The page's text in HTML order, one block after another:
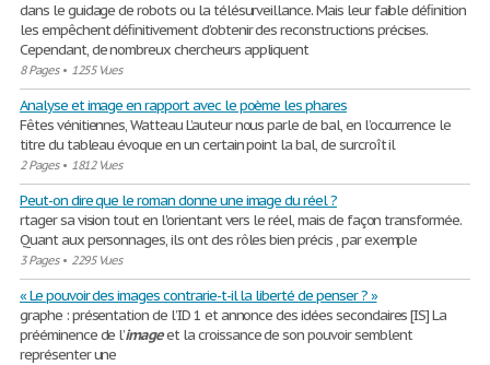
dans le guidage de robots ou la télésurveillance. Mais leur faible déﬁnition
les empêchent déﬁnitivement d’obtenir des reconstructions précises.
Cependant, de nombreux chercheurs appliquent
8 Pages• 1255 Vues
Analyse et image en rapport avec le poème les phares
Fêtes vénitiennes, Watteau L’auteur nous parle de bal, en l’occurrence le
titre du tableau évoque en un certain point la bal, de surcroît il
2 Pages• 1812 Vues
Peut-on dire que le roman donne une image du réel ?
rtager sa vision tout en l'orientant vers le réel, mais de façon transformée.
Quant aux personnages, ils ont des rôles bien précis , par exemple
3 Pages• 2295 Vues
« Le pouvoir des images contrarie-t-il la liberté de penser ? »
graphe : présentation de l’ID 1 et annonce des idées secondaires [IS] La
prééminence de l’imageet la croissance de son pouvoir semblent
représenter une